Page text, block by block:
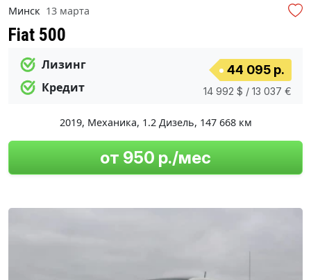
Минск 13 марта
Fiat 500
Лизинг
Кредит
44 095 р.
14 992 $ / 13 037 €
2019, Механика, 1.2 Дизель, 147 668 км
от 950 р./мес